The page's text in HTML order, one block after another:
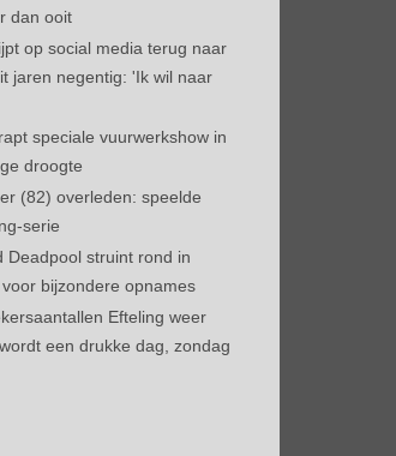
dan ooit
op social media terug naar
jaren negentig: 'Ik wil naar
speciale vuurwerkshow in
droogte
(82) overleden: speelde
serie
Deadpool struint rond in
bijzondere opnames
Efteling weer
een drukke dag, zondag